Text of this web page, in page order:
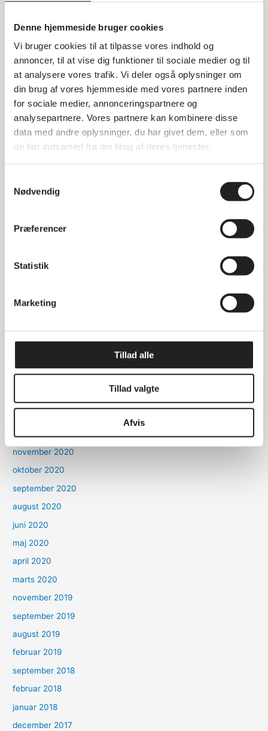
Denne hjemmeside bruger cookies
Vi bruger cookies til at tilpasse vores indhold og
annoncer, til at vise dig funktioner til sociale medier og til
at analysere vores trafik. Vi deler også oplysninger om
din brug af vores hjemmeside med vores partnere inden
for sociale medier, annonceringspartnere og
analysepartnere. Vores partnere kan kombinere disse
data med andre oplysninger, du har givet dem, eller som
de har indsamlet fra din brug af deres tjenester.
Nødvendig
Præferencer
Statistik
Marketing
Tillad alle
Tillad valgte
Afvis
maj 2025
april 2025
marts 2025
januar 2025
december 2024
november 2024
oktober 2024
juni 2024
april 2024
december 2023
november 2022
marts 2022
september 2021
december 2020
november 2020
oktober 2020
september 2020
august 2020
juni 2020
maj 2020
april 2020
marts 2020
november 2019
september 2019
august 2019
februar 2019
september 2018
februar 2018
januar 2018
december 2017